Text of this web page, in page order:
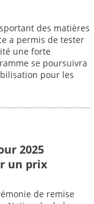
des matières
a permis de tester
une forte
se poursuivra
pour les
2025
un prix
de remise